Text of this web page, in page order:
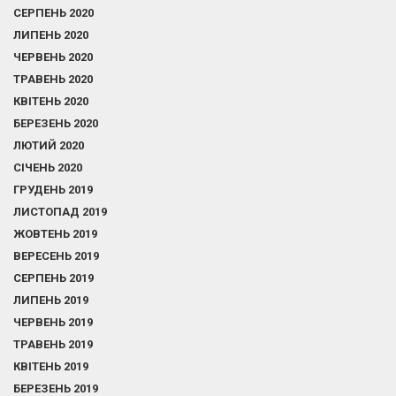
СЕРПЕНЬ 2020
ЛИПЕНЬ 2020
ЧЕРВЕНЬ 2020
ТРАВЕНЬ 2020
КВІТЕНЬ 2020
БЕРЕЗЕНЬ 2020
ЛЮТИЙ 2020
СІЧЕНЬ 2020
ГРУДЕНЬ 2019
ЛИСТОПАД 2019
ЖОВТЕНЬ 2019
ВЕРЕСЕНЬ 2019
СЕРПЕНЬ 2019
ЛИПЕНЬ 2019
ЧЕРВЕНЬ 2019
ТРАВЕНЬ 2019
КВІТЕНЬ 2019
БЕРЕЗЕНЬ 2019